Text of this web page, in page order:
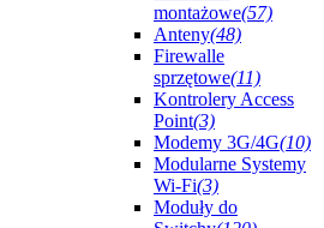
montażowe(57)
Anteny(48)
Firewalle
sprzętowe(11)
Kontrolery Access
Point(3)
Modemy 3G/4G(10)
Modularne Systemy
Wi-Fi(3)
Moduły do